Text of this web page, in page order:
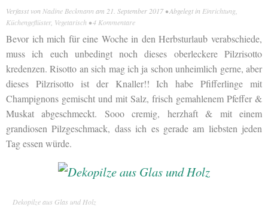
Verfasst von Nadine Beckmann am 21. September 2017 • Abgelegt in Einrichtung
Küchengeflüster, Vegetarisch •4 Kommentare
Bevor ich mich für eine Woche in den Herbsturlaub verabschiede,
muss ich euch unbedingt noch dieses oberleckere Pilzrisotto
kredenzen. Risotto an sich mag ich ja schon unheimlich gerne, aber
dieses Pilzrisotto ist der Knaller!! Ich habe Pfifferlinge mit
Champignons gemischt und mit Salz, frisch gemahlenem Pfeffer &
Muskat abgeschmeckt. Sooo cremig, herzhaft & mit einem
grandiosen Pilzgeschmack, dass ich es gerade am liebsten jeden
Tag essen würde.
Dekopilze aus Glas und Holz